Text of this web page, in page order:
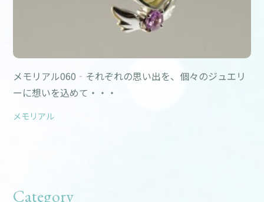
メモリアル060‐それぞれの思い出を、個々のジュエリ
ーに想いを込めて・・・
メモリアル
Category